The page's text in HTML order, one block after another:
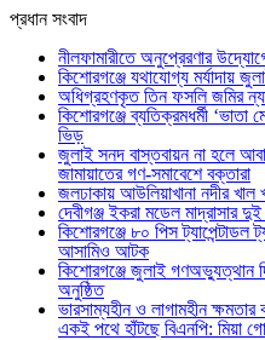
প্রধান সংবাদ
নীলফামারীতে অনুপ্রেরণার
কিশোরগঞ্জে যথাযোগ্য মর্যাদায়
অধিগ্রহণকৃত তিন ফসলি জমির
কিশোরগঞ্জে ব্যতিক্রমধর্মী ‘ভাতা
ভিড়
জুলাই সনদ বাস্তবায়ন না হলে
জামায়াতের গণ-সমাবেশে বক্তারা
জলঢাকায় আউলিয়াখানা নদীর খাল
দেবীগঞ্জ ইকরা মডেল মাদ্রাসার
কিশোরগঞ্জে ৮০ পিস ট্যাপেন্টাডল
আসামিও আটক
কিশোরগঞ্জে জুলাই গণঅভ্যুত্থান
অনুষ্ঠিত
ভারসাম্যহীন ও লাগামহীন ক্ষমতার
একই পথে হাঁটছে বিএনপি: মিয়া